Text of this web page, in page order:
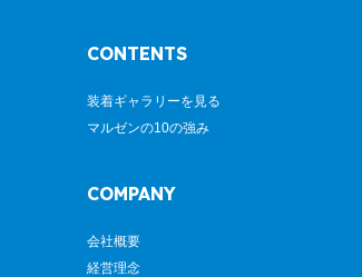
CONTENTS
装着ギャラリーを見る
マルゼンの10の強み
COMPANY
会社概要
経営理念